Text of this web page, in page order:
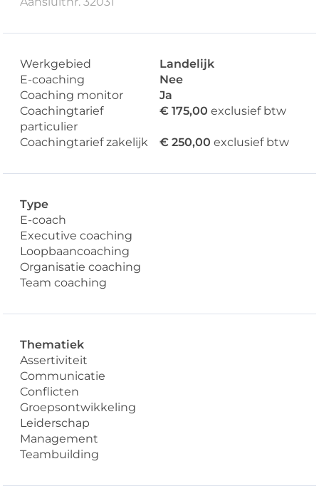
Werkgebied
Landelijk
E-coaching
Nee
Coaching monitor
Ja
Coachingtarief
particulier
€ 175,00 exclusief btw
Coachingtarief zakelijk € 250,00 exclusief btw
Type
E-coach
Executive coaching
Loopbaancoaching
Organisatie coaching
Team coaching
Thematiek
Assertiviteit
Communicatie
Conflicten
Groepsontwikkeling
Leiderschap
Management
Teambuilding